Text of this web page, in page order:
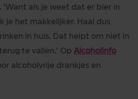
‘Want als je weet dat er bier in
je het makkelijker. Haal dus
in huis. Dat helpt om niet in
te vallen.’ Op Alcoholinfo
alcoholvrije drankjes en